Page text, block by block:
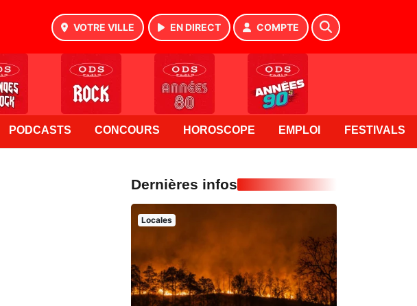
VOTRE VILLE EN DIRECT COMPTE
PODCASTS CONCOURS HOROSCOPE EMPLOI FESTIVALS
Dernières infos
Locales